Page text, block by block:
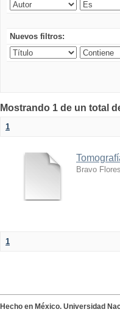
Nuevos filtros:
Mostrando 1 de un total
1
Bravo
1
Hecho en México. Universidad